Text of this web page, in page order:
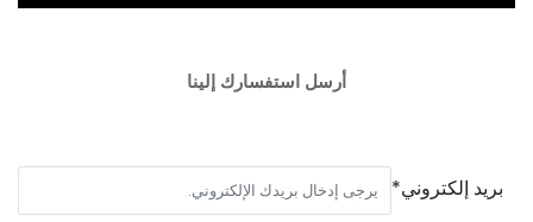
أرسل استفسارك إلينا
بريد إلكتروني*